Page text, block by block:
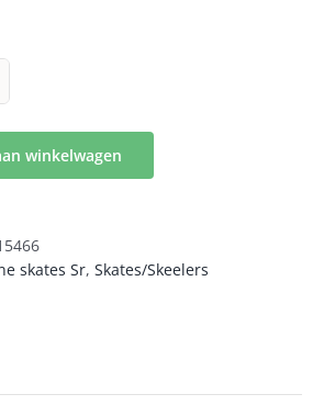
winkelwagen
skates Sr, Skates/Skeelers